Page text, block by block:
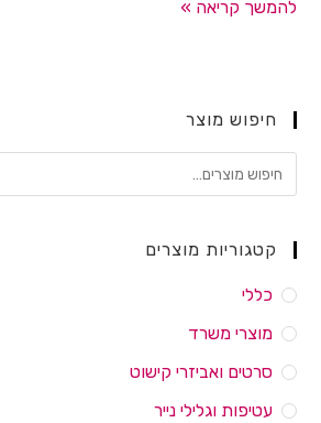
להמשך קריאה »
חיפוש מוצר
קטגוריות מוצרים
כללי
מוצרי משרד
סרטים ואביזרי קישוט
עטיפות וגלילי נייר